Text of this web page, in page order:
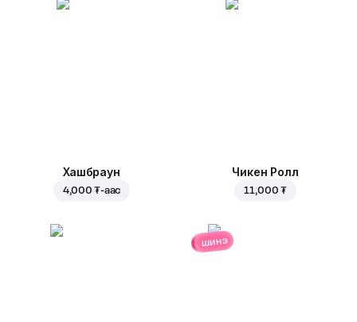
Хашбраун
4,000 ₮-аас
Чикен Ролл
11,000 ₮
шинэ